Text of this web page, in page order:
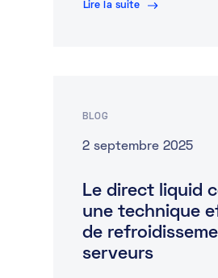
Lire la suite
BLOG
2 septembre 2025
Le direct liquid
une technique
de
serveurs